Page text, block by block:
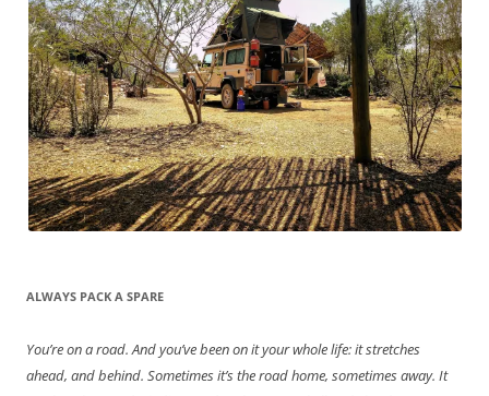
ALWAYS PACK A SPARE
You’re on a road. And you’ve been on it your whole life: it stretches
ahead, and behind. Sometimes it’s the road home, sometimes away. It